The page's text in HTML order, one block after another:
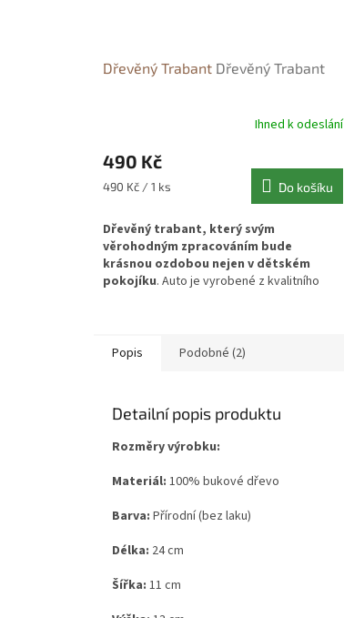
Dřevěný Trabant Dřevěný Trabant
Ihned k odeslání
490 Kč
Měrná
490 Kč / 1 ks Do košíku
Dřevěný trabant, který svým
věrohodným zpracováním bude
krásnou ozdobou nejen v dětském
pokojíku. Auto je vyrobené z kvalitního
holčičky všech věkových skupin. Děti tuto
Popis Podobné (2)
Detailní popis produktu
Rozměry výrobku:
Materiál: 100% bukové dřevo
Barva: Přírodní (bez laku)
Délka: 24 cm
Šířka: 11 cm